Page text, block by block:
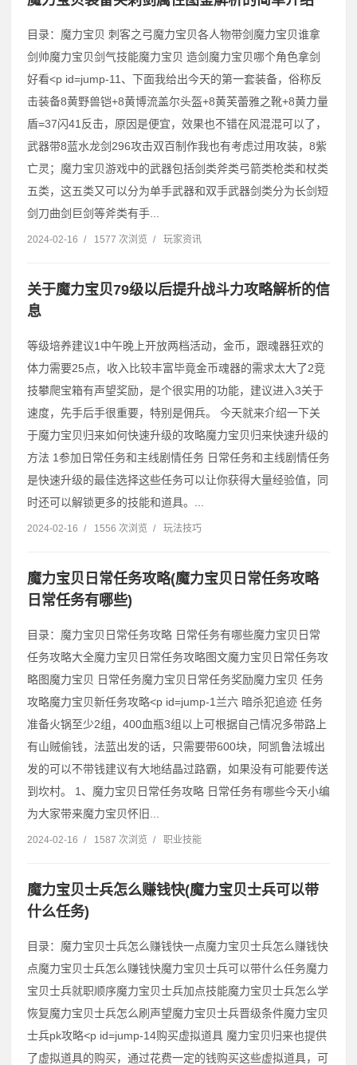
目录：魔力宝贝 刺客之弓魔力宝贝各人物带剑魔力宝贝谁拿
剑帅魔力宝贝剑气技能魔力宝贝 造剑魔力宝贝哪个角色拿剑
好看˂p id=jump-11、下面我给出今天的第一套装备，俗称反
击装备8黄野兽铠+8黄博流盖尔头盔+8黄芙蕾雅之靴+8黄力量
盾=37闪41反击，原因是便宜，效果也不错在风混混可以了，
武器带8蓝水龙剑296攻击双百制作我也有考虑过用攻装，8紫
亡灵；魔力宝贝游戏中的武器包括剑类斧类弓箭类枪类和杖类
五类，这五类又可以分为单手武器和双手武器剑类分为长剑短
剑刀曲剑巨剑等斧类有手...
2024-02-16 / 1577 次浏览 / 玩家资讯
关于魔力宝贝79级以后提升战斗力攻略解析的信
息
等级培养建议1中午晚上开放两档活动，金币，跟魂器狂欢的
体力需要25点，收入比较丰富毕竟金币魂器的需求太大了2竞
技攀爬宝箱有声望奖励，是个很实用的功能，建议进入3关于
速度，先手后手很重要，特别是佣兵。 今天就来介绍一下关
于魔力宝贝归来如何快速升级的攻略魔力宝贝归来快速升级的
方法 1参加日常任务和主线剧情任务 日常任务和主线剧情任务
是快速升级的最佳选择这些任务可以让你获得大量经验值，同
时还可以解锁更多的技能和道具。...
2024-02-16 / 1556 次浏览 / 玩法技巧
魔力宝贝日常任务攻略(魔力宝贝日常任务攻略
日常任务有哪些)
目录：魔力宝贝日常任务攻略 日常任务有哪些魔力宝贝日常
任务攻略大全魔力宝贝日常任务攻略图文魔力宝贝日常任务攻
略图魔力宝贝 日常任务魔力宝贝日常任务奖励魔力宝贝 任务
攻略魔力宝贝新任务攻略˂p id=jump-1兰六 暗杀犯追迹 任务
准备火锅至少2组，400血瓶3组以上可根据自己情况多带路上
有山贼偷钱，法蓝出发的话，只需要带600块，阿凯鲁法城出
发的可以不带钱建议有大地结晶过路霸，如果没有可能要传送
到坎村。 1、魔力宝贝日常任务攻略 日常任务有哪些今天小编
为大家带来魔力宝贝怀旧...
2024-02-16 / 1587 次浏览 / 职业技能
魔力宝贝士兵怎么赚钱快(魔力宝贝士兵可以带
什么任务)
目录：魔力宝贝士兵怎么赚钱快一点魔力宝贝士兵怎么赚钱快
点魔力宝贝士兵怎么赚钱快魔力宝贝士兵可以带什么任务魔力
宝贝士兵就职顺序魔力宝贝士兵加点技能魔力宝贝士兵怎么学
恢复魔力宝贝士兵怎么刷声望魔力宝贝士兵晋级条件魔力宝贝
士兵pk攻略˂p id=jump-14购买虚拟道具 魔力宝贝归来也提供
了虚拟道具的购买，通过花费一定的钱购买这些虚拟道具，可